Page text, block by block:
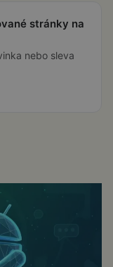
stránky na
nebo sleva